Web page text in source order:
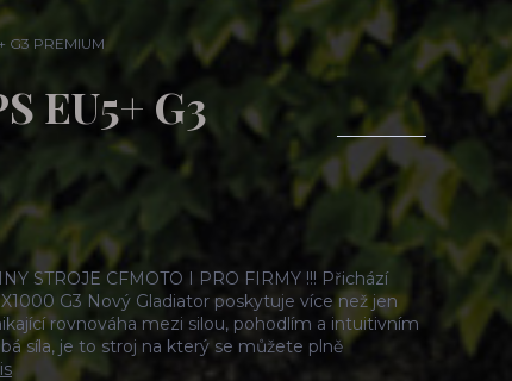
G3 PREMIUM
EU5+ G3
STROJE CFMOTO I PRO FIRMY !!! Přichází
G3 Nový Gladiator poskytuje více než jen
rovnováha mezi silou, pohodlím a intuitivním
síla, je to stroj na který se můžete plně